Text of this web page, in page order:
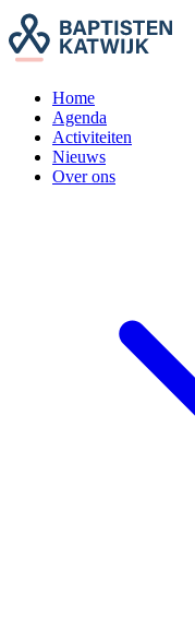
Home
Agenda
Activiteiten
Nieuws
Over ons